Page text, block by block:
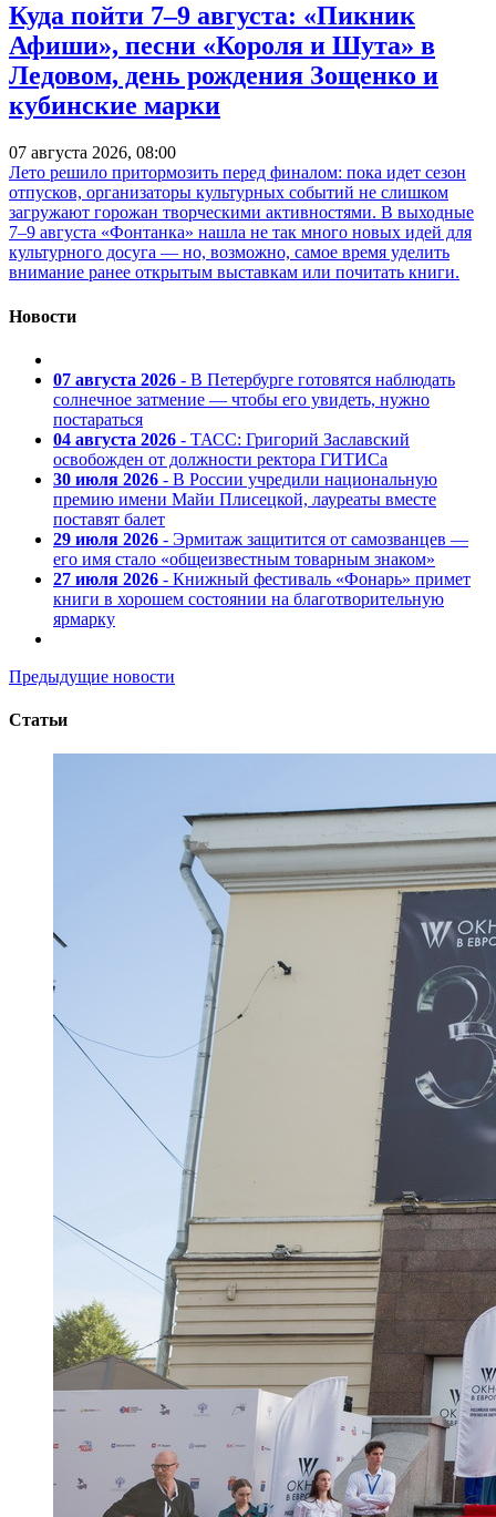
Куда пойти 7–9 августа: «Пикник
Афиши», песни «Короля и Шута» в
Ледовом, день рождения Зощенко и
кубинские марки
07 августа 2026, 08:00
Лето решило притормозить перед финалом: пока идет сезон
отпусков, организаторы культурных событий не слишком
загружают горожан творческими активностями. В выходные
7–9 августа «Фонтанка» нашла не так много новых идей для
культурного досуга — но, возможно, самое время уделить
внимание ранее открытым выставкам или почитать книги.
Новости
07 августа 2026 - В Петербурге готовятся наблюдать
солнечное затмение — чтобы его увидеть, нужно
постараться
04 августа 2026 - ТАСС: Григорий Заславский
освобожден от должности ректора ГИТИСа
30 июля 2026 - В России учредили национальную
премию имени Майи Плисецкой, лауреаты вместе
поставят балет
29 июля 2026 - Эрмитаж защитится от самозванцев —
его имя стало «общеизвестным товарным знаком»
27 июля 2026 - Книжный фестиваль «Фонарь» примет
книги в хорошем состоянии на благотворительную
ярмарку
Предыдущие новости
Статьи